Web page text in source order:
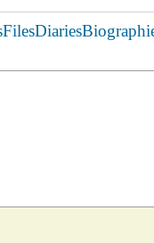
FilesDiaries